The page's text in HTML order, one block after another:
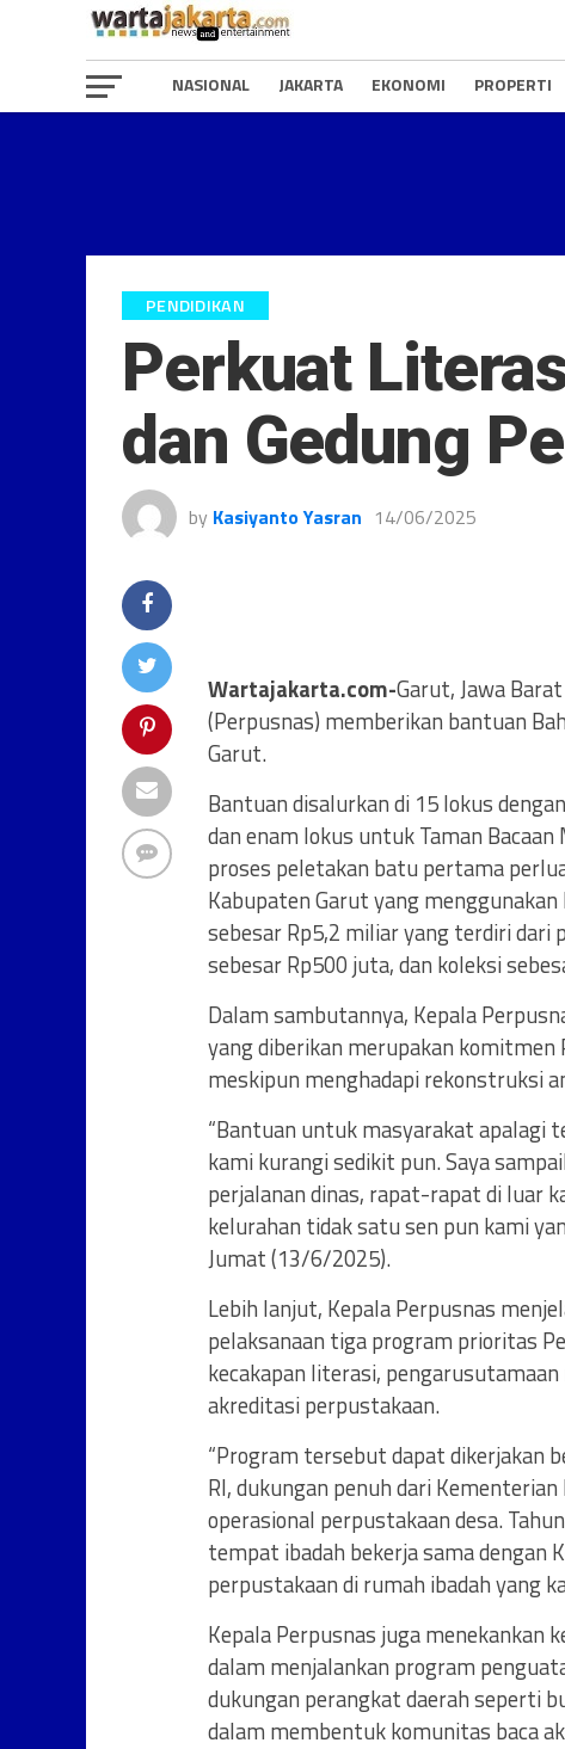
NASIONAL JAKARTA EKONOMI PROPERTI
PENDIDIKAN
Perkuat
dan Gedung
by Kasiyanto Yasran 14/06/2025
Wartajakarta.com-Garut, Jawa
(Perpusnas) memberikan bantuan
Garut.
Bantuan disalurkan di 15 lokus
dan enam lokus untuk Taman
proses peletakan batu pertama
Kabupaten Garut yang
sebesar Rp5,2 miliar yang terdiri dari
sebesar Rp500 juta, dan koleksi
Dalam sambutannya, Kepala
yang diberikan merupakan
meskipun menghadapi rekonstruksi
“Bantuan untuk masyarakat apalagi
kami kurangi sedikit pun. Saya
perjalanan dinas, rapat-rapat di luar
kelurahan tidak satu sen pun kami
Jumat (13/6/2025).
Lebih lanjut, Kepala Perpusnas
pelaksanaan tiga program prioritas
kecakapan literasi,
akreditasi perpustakaan.
“Program tersebut dapat dikerjakan
RI, dukungan penuh dari
operasional perpustakaan desa.
tempat ibadah bekerja sama dengan
perpustakaan di rumah ibadah yang
Kepala Perpusnas juga menekankan
dalam menjalankan program
dukungan perangkat daerah seperti
dalam membentuk komunitas baca